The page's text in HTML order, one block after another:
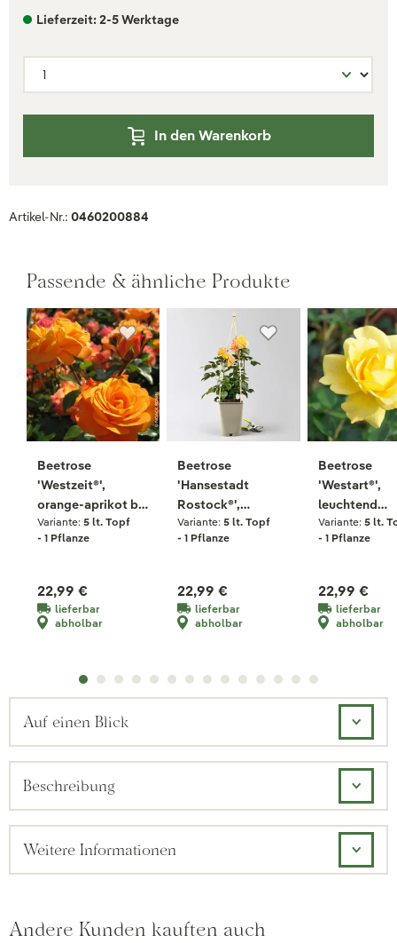
Lieferzeit: 2-5 Werktage
In den Warenkorb
Artikel-Nr.: 0460200884
Passende & ähnliche Produkte
Beetrose
'Westzeit®',
orange-aprikot bis
rosa, Topf 5 Liter
Variante: 5 lt. Topf
- 1 Pflanze
22,99 €
lieferbar
abholbar
Beetrose
'Hansestadt
Rostock®',
bernstein-
aprikotfarben,
Variante:5 lt. Topf
- 1 Pflanze
22,99 €
lieferbar
abholbar
Beetrose
'Westart®',
leuchtend
goldgelb,
Liter
Variante: 5 lt.
- 1 Pflanze
22,99 €
lieferbar
abholbar
Auf einen Blick
Beschreibung
Weitere Informationen
Andere Kunden kauften auch